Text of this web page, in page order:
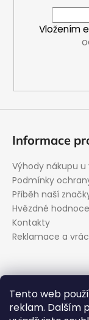
Tento web
reklam. Dalším
Vložením
Informace
Výhody nákupu
Podmínky
Příběh naší
Hvězdné
Kontakty
Reklamace a
podpora@